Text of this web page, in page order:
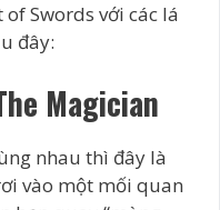
Swords với các lá
đây:
Magician
nhau thì đây là
vào một mối quan